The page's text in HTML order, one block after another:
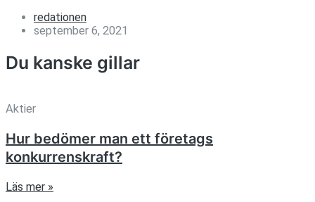
redationen
september 6, 2021
Du kanske gillar
Aktier
Hur bedömer man ett företags
konkurrenskraft?
Läs mer »